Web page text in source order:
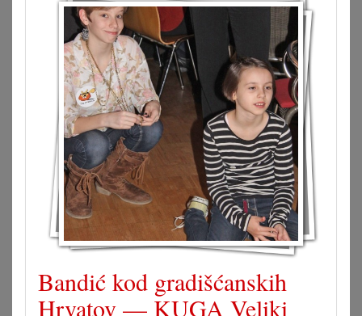
Bandić kod gradišćanskih
Hrvatov — KUGA Veliki